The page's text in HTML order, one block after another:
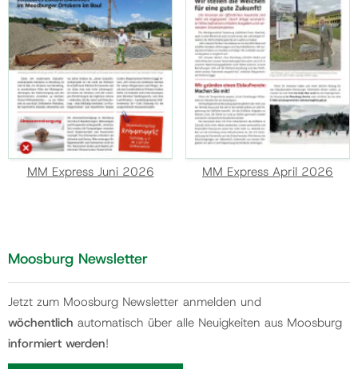
MM Express Juni 2026 MM Express April 2026
Moosburg Newsletter
Jetzt zum Moosburg Newsletter anmelden und
wöchentlich automatisch über alle Neuigkeiten aus Moosburg
informiert werden!